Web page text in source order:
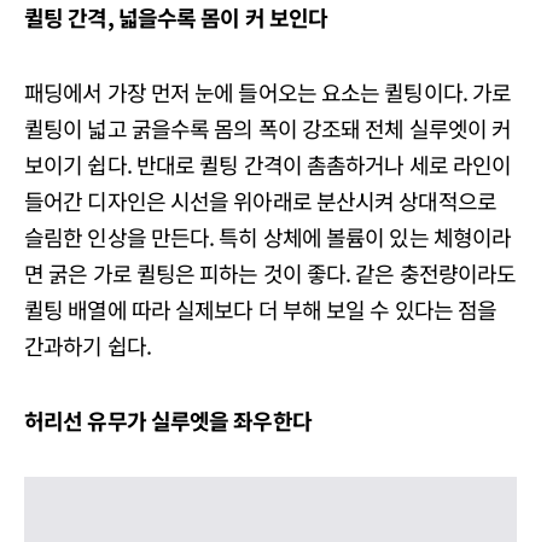
퀼팅간격,넓을수록몸이 커보인다
패딩에서 가장 먼저 눈에 들어오는 요소는 퀼팅이다. 가로
퀼팅이 넓고 굵을수록 몸의 폭이 강조돼 전체 실루엣이 커
보이기 쉽다. 반대로 퀼팅 간격이 촘촘하거나 세로 라인이
들어간 디자인은 시선을 위아래로 분산시켜 상대적으로
슬림한 인상을 만든다. 특히 상체에 볼륨이 있는 체형이라
면 굵은 가로 퀼팅은 피하는 것이 좋다. 같은 충전량이라도
퀼팅 배열에 따라 실제보다 더 부해 보일 수 있다는 점을
간과하기 쉽다.
허리선유무가실루엣을좌우한다